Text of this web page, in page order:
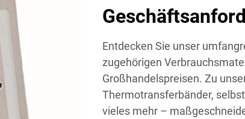
Entdecken Sie unser
zugehörigen
Großhandelspreisen. Zu
Thermotransferbänder,
vieles mehr –